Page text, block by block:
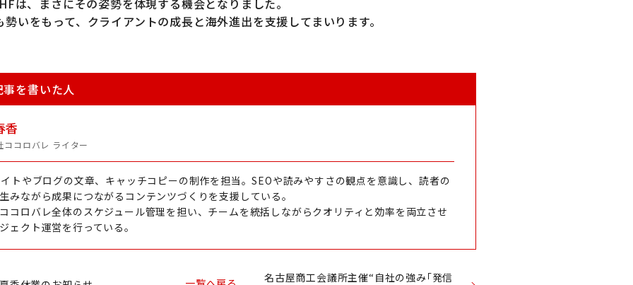
は、まさにその姿勢を体現する機会となりました。
いをもって、クライアントの成長と海外進出を支援してまいります。
を書いた人
香
ココロバレ ライター
トやブログの文章、キャッチコピーの制作を担当。SEOや読みやすさの観点を意識し、読者の
みながら成果につながるコンテンツづくりを支援している。
コロバレ全体のスケジュール管理を担い、チームを統括しながらクオリティと効率を両立させ
ェクト運営を行っている。
名古屋商工会議所主催“自社の強み｢発信